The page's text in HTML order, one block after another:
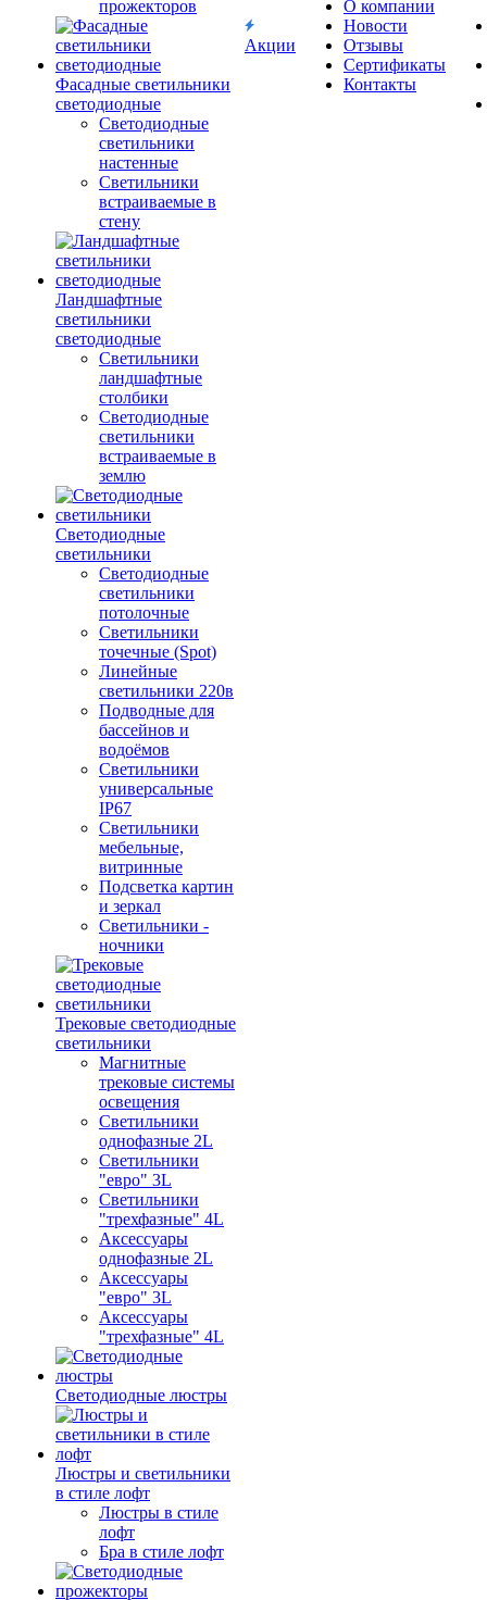
прожекторов
Фасадные светильники
светодиодные
Светодиодные
светильники
настенные
Светильники
встраиваемые в
стену
Ландшафтные
светильники
светодиодные
Светильники
ландшафтные
столбики
Светодиодные
светильники
встраиваемые в
землю
Светодиодные
светильники
Светодиодные
светильники
потолочные
Светильники
точечные (Spot)
Линейные
светильники 220в
Подводные для
бассейнов и
водоёмов
Светильники
универсальные
IP67
Светильники
мебельные,
витринные
Подсветка картин
и зеркал
Светильники -
ночники
Трековые светодиодные
светильники
Магнитные
трековые системы
освещения
Светильники
однофазные 2L
Светильники
"евро" 3L
Светильники
"трехфазные" 4L
Аксессуары
однофазные 2L
Аксессуары
"евро" 3L
Аксессуары
"трехфазные" 4L
Светодиодные люстры
Люстры и светильники
в стиле лофт
Люстры в стиле
лофт
Бра в стиле лофт
Акции
О компании
Новости
Отзывы
Сертификаты
Контакты